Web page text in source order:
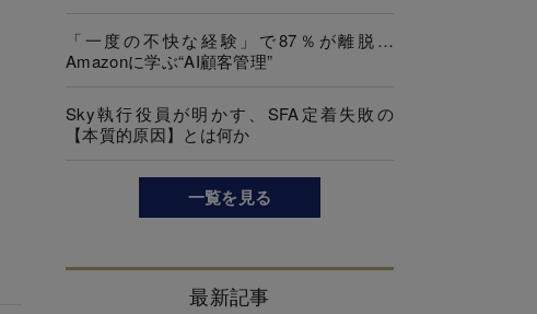
「一度の不快な経験」で87％が離脱…
Amazonに学ぶ“AI顧客管理”
Sky執行役員が明かす、SFA定着失敗の
【本質的原因】とは何か
一覧を見る
最新記事